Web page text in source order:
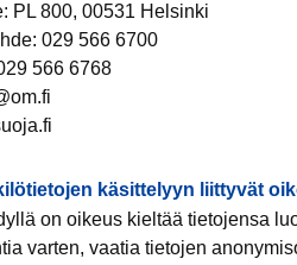
PL 800, 00531 Helsinki
029 566 6700
566 6768
käsittelyyn liittyvät
on oikeus kieltää tietojensa
varten, vaatia tietojen